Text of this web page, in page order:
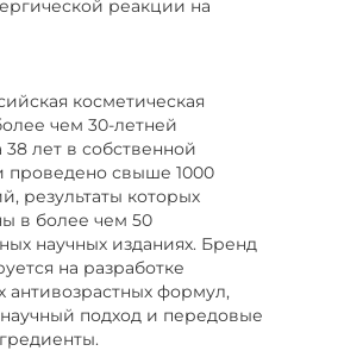
реакции на
косметическая
чем 30-летней
лет в собственной
проведено свыше 1000
результаты которых
в более чем 50
научных изданиях. Бренд
на разработке
антивозрастных формул,
подход и передовые